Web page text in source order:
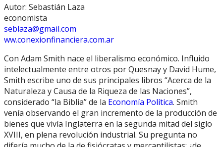
Autor: Sebastián Laza
economista
seblaza@gmail.com
ww.conexionfinanciera.com.ar
Con Adam Smith nace el liberalismo económico. Influido
intelectualmente entre otros por Quesnay y David Hume,
Smith escribe uno de sus principales libros “Acerca de la
Naturaleza y Causa de la Riqueza de las Naciones”,
considerado “la Biblia” de la Economía Política. Smith
venía observando el gran incremento de la producción de
bienes que vivía Inglaterra en la segunda mitad del siglo
XVIII, en plena revolución industrial. Su pregunta no